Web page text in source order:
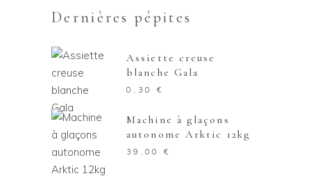
Dernières pépites
Assiette creuse
blanche Gala
0,30 €
Machine à glaçons
autonome Arktic 12kg
39,00 €